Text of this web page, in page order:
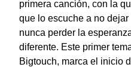
primera canción, con la
que lo escuche a no
nunca perder la
diferente. Este primer
Bigtouch, marca el inicio